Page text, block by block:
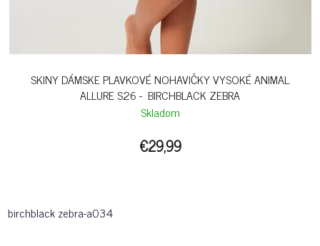
SKINY DÁMSKE PLAVKOVÉ NOHAVIČKY VYSOKÉ ANIMAL
ALLURE S26 - BIRCHBLACK ZEBRA
Skladom
€29,99
birchblack zebra-a034